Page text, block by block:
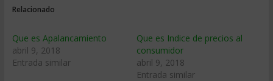
Relacionado
Que es Apalancamiento
abril 9, 2018
Entrada similar
Que es Indice de precios al
consumidor
abril 9, 2018
Entrada similar